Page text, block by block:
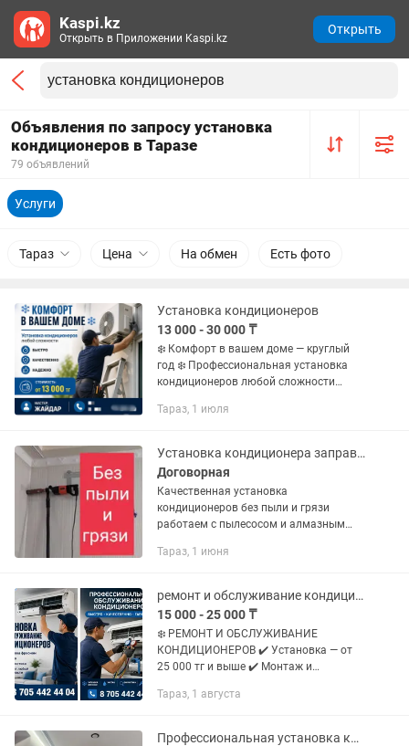
Объявления по запросу установка
кондиционеров в Таразе
79 объявлений
Услуги
Тараз Цена На обмен Есть фото
Установка кондиционеров
13 000 - 30 000 ₸
❄️ Комфорт в вашем доме — круглый
год ❄️ Профессиональная установка
кондиционеров любой сложности
✔ Качественно ✔ Надёжно 💰 Цена: от
Тараз, 1 июля
Установка кондиционера заправка ремонт чистка
Договорная
Качественная установка
кондиционеров без пыли и грязи
работаем с пылесосом и алмазным
обслуживание с гарантией с выездом в
Тараз, 1 июня
ремонт и обслуживание кондиционеров Установка и выше
15 000 - 25 000 ₸
❄️ РЕМОНТ И ОБСЛУЖИВАНИЕ
КОНДИЦИОНЕРОВ ✔️ Установка — от
25 000 тг и выше ✔️ Монтаж и
✔️ Чистка и обслуживание ✔️ Заправка
неисправностей ✅...
Тараз, 1 августа
Профессиональная установка кондиционеров любой сложности!
Kaspi.kz
Открыть в Приложении Kaspi.kz
Открыть